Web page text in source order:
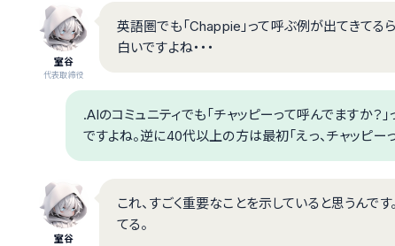
室谷
代表取締役
英語圏でも「Chappie」って呼ぶ例が出てきてる
白いですよね・・・
.AIのコミュニティでも「チャッピーって呼んでますか？
ですよね。逆に40代以上の方は最初「えっ、チャッピー
室谷
これ、すごく重要なことを示していると思うんです
てる。